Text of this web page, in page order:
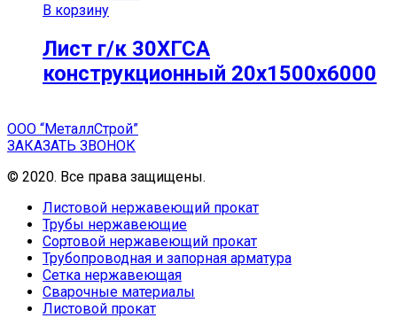
В корзину
Лист г/к 30ХГСА
конструкционный 20х1500х6000
ООО “МеталлСтрой”
ЗАКАЗАТЬ ЗВОНОК
© 2020. Все права защищены.
Листовой нержавеющий прокат
Трубы нержавеющие
Сортовой нержавеющий прокат
Трубопроводная и запорная арматура
Сетка нержавеющая
Сварочные материалы
Листовой прокат